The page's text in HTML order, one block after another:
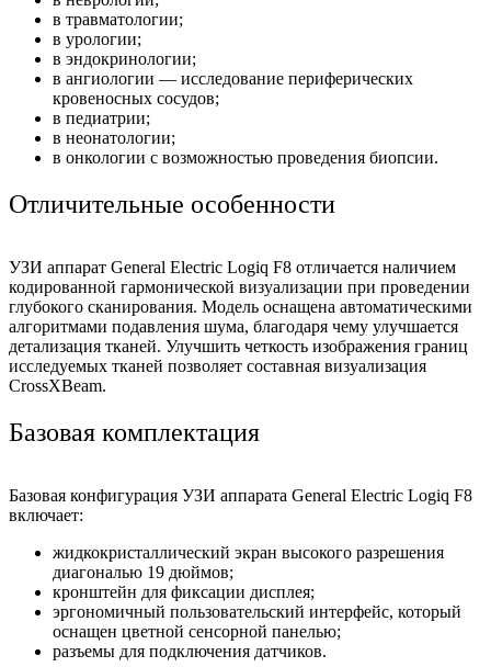
в травматологии;
в урологии;
в эндокринологии;
в ангиологии — исследование периферических
кровеносных сосудов;
в педиатрии;
в неонатологии;
в онкологии с возможностью проведения биопсии.
Отличительные особенности
УЗИ аппарат General Electric Logiq F8 отличается наличием
кодированной гармонической визуализации при проведении
глубокого сканирования. Модель оснащена автоматическими
алгоритмами подавления шума, благодаря чему улучшается
детализация тканей. Улучшить четкость изображения границ
исследуемых тканей позволяет составная визуализация
CrossXBeam.
Базовая комплектация
Базовая конфигурация УЗИ аппарата General Electric Logiq F8
включает:
жидкокристаллический экран высокого разрешения
диагональю 19 дюймов;
кронштейн для фиксации дисплея;
эргономичный пользовательский интерфейс, который
оснащен цветной сенсорной панелью;
разъемы для подключения датчиков.